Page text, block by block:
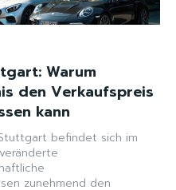
Warum
den Verkaufspreis
kann
befindet sich im
zunehmend den